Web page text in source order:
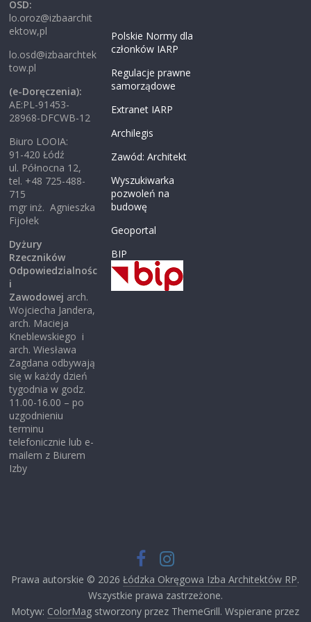
OSD:
lo.oroz@izbaarchit
ektow,pl
lo.osd@izbaarchtek
tow.pl
(e-Doręczenia):
AE:PL-91453-
28968-DFCWB-12
Biuro LOOIA:
91-420 Łódź
ul. Północna 12,
tel. +48 725-488-
715
mgr inż. Agnieszka
Fijołek
Dyżury
Rzeczników
Odpowiedzialnośc
i
Zawodowej arch.
Wojciecha Jandera,
arch. Macieja
Kneblewskiego i
arch. Wiesława
Zagdana odbywają
się w każdy dzień
tygodnia w godz.
11.00-16.00 – po
uzgodnieniu
terminu
telefonicznie lub e-
mailem z Biurem
Izby
Polskie Normy dla
członków IARP
Regulacje prawne
samorządowe
Extranet IARP
Archilegis
Zawód: Architekt
Wyszukiwarka
pozwoleń na
budowę
Geoportal
BIP
Prawa autorskie © 2026Łódzka Okręgowa Izba Architektów RP.
Wszystkie prawa zastrzeżone.
Motyw: ColorMag stworzony przez ThemeGrill. Wspierane przez